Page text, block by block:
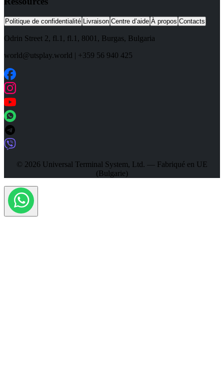
Politique de confidentialité Livraison Centre d’aide À propos Contacts
Odrin Street 2, fl.1 , fl.1, 8001 , Burgas, Bulgaria
world@utsplay.world | +359 56 940 425
© 2026 Universal Terminal System, Ltd. — Fabriqué en UE
(Bulgarie)